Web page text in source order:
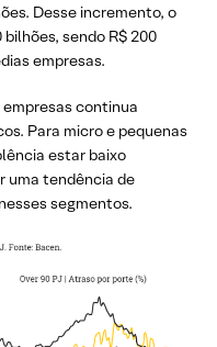
Desse incremento, o
sendo R$ 200
empresas.
continua
Para micro e pequenas
estar baixo
uma tendência de
segmentos.